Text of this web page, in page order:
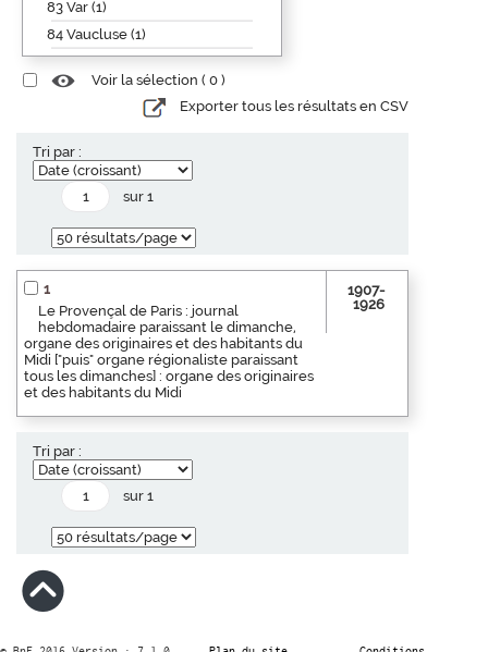
83 Var (1)
84 Vaucluse (1)
Voir la sélection ( 0 )
Exporter tous les résultats en CSV
Tri par :
sur 1
1
Le Provençal de Paris : journal
hebdomadaire paraissant le dimanche,
organe des originaires et des habitants du
Midi ["puis" organe régionaliste paraissant
tous les dimanches] : organe des originaires
et des habitants du Midi
1907-
1926
Tri par :
sur 1